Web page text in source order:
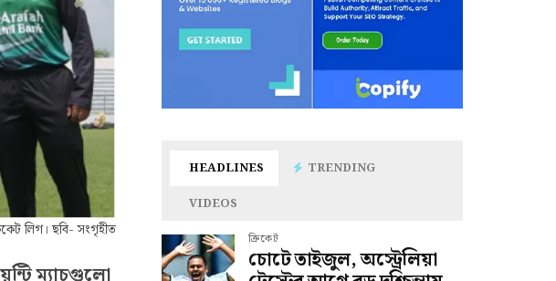
লিগ। ছবি- সংগৃহীত
HEADLINES
TRENDING
VIDEOS
ক্রিকেট
চোটে তাইজুল, অস্ট্রেলিয়া